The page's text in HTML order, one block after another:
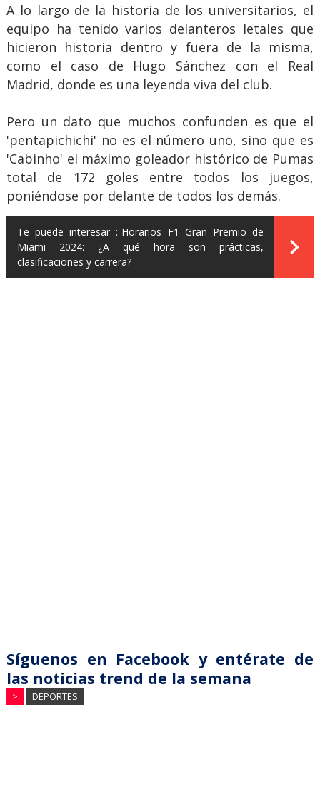
A lo largo de la historia de los universitarios, el
equipo ha tenido varios delanteros letales que
hicieron historia dentro y fuera de la misma,
como el caso de Hugo Sánchez con el Real
Madrid, donde es una leyenda viva del club.
Pero un dato que muchos confunden es que el
'pentapichichi' no es el número uno, sino que es
'Cabinho' el máximo goleador histórico de Pumas
total de 172 goles entre todos los juegos,
poniéndose por delante de todos los demás.
Te puede interesar : Horarios F1 Gran Premio de
Miami 2024: ¿A qué hora son prácticas,
clasificaciones y carrera?
Síguenos en Facebook y entérate de
las noticias trend de la semana
> DEPORTES